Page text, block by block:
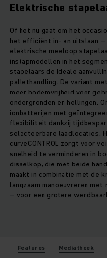
Elektrische
Of het nu gaat om het
het efficiënt in- en uitslaan
elektrische meeloop
instapmodellen in het
stapelaars de ideale
pallethandling. De variant
meer bodemvrijheid voor
ondergronden en hellingen.
ionbatterijen met
flexibiliteit dankzij
selecteerbare laadlocaties.
curveCONTROL zorgt voor
snelheid te verminderen in
disselkop, die met beide
maakt in combinatie met de
langzaam manoeuvreren
– voor een grotere
Features Mediatheek